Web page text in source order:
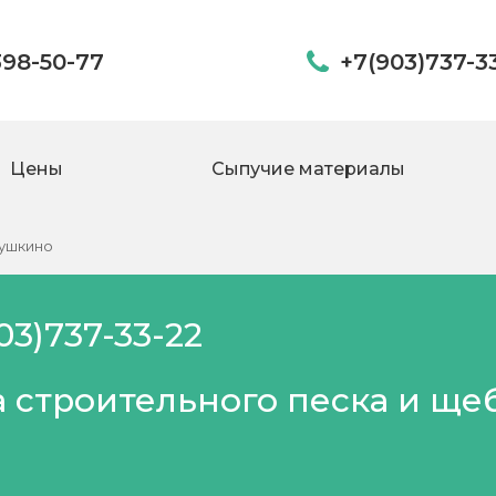
50-77 +7(903)737-
Цены Сыпучие материалы
33-22
песка и